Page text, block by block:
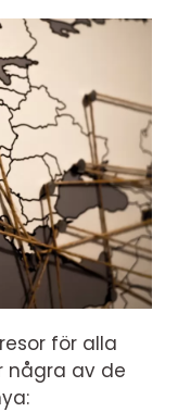
för alla
några av de